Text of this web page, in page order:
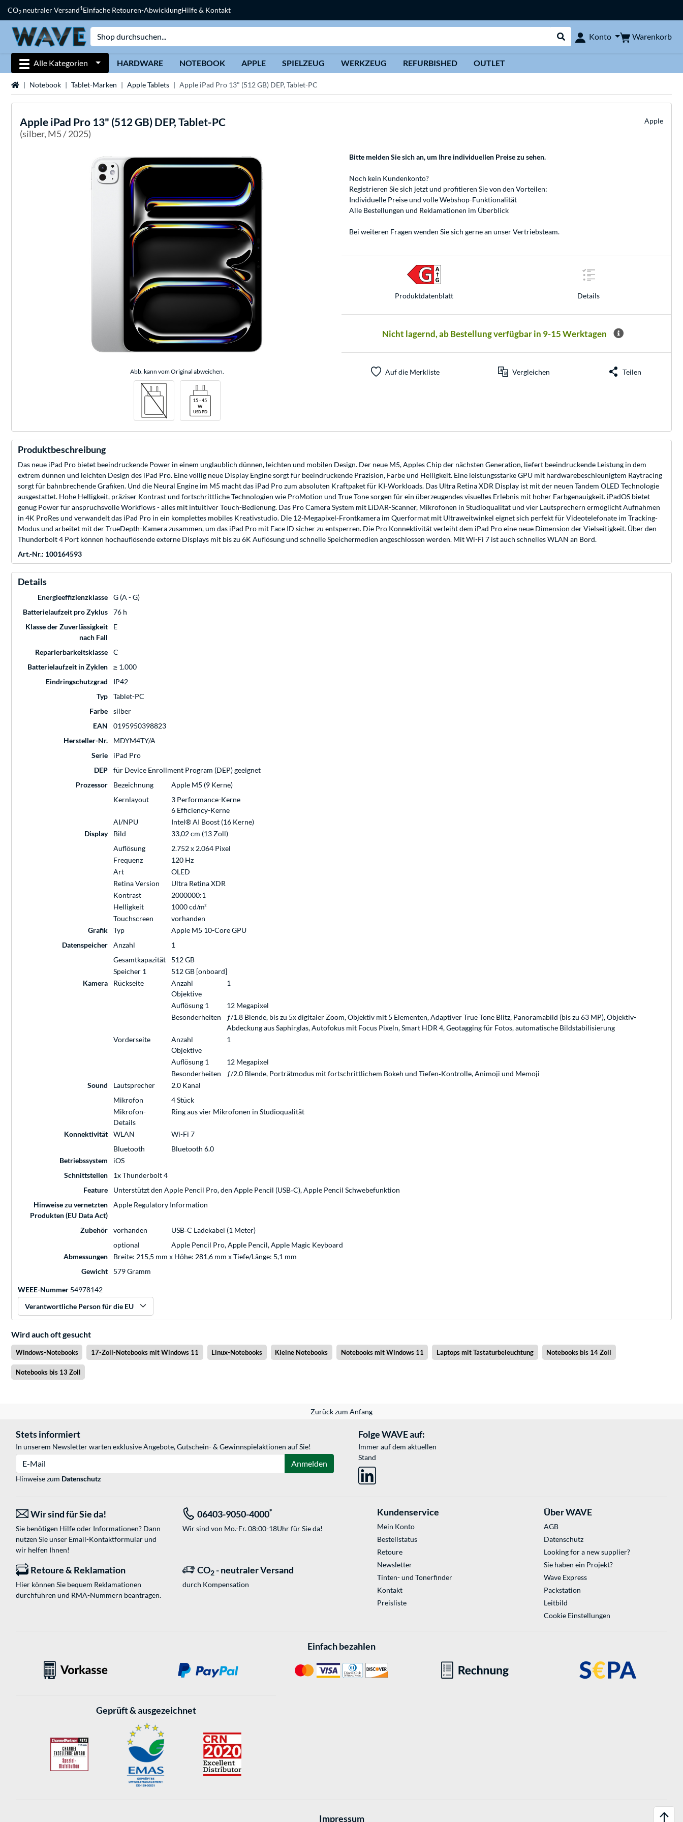
CO2 neutraler Versand1Einfache Retouren-AbwicklungHilfe & Kontakt
Suche durchführen
Konto Warenkorb
Alle Kategorien HARDWARE NOTEBOOK APPLE SPIELZEUG WERKZEUG REFURBISHED OUTLET
StartseiteNotebook Tablet-Marken Apple Tablets Apple iPad Pro 13" (512 GB) DEP, Tablet-PC
Apple iPad Pro 13" (512 GB) DEP, Tablet-PC
(silber, M5 / 2025)
Apple
Abb. kann vom Original abweichen.
Bitte melden Sie sich an, um Ihre individuellen Preise zu sehen.
Noch kein Kundenkonto?
Registrieren Sie sich jetzt und profitieren Sie von den Vorteilen:
Individuelle Preise und volle Webshop-Funktionalität
Alle Bestellungen und Reklamationen im Überblick
Bei weiteren Fragen wenden Sie sich gerne an unserVertriebsteam.
Produkt­datenblatt Details
Nicht lagernd, ab Bestellung verfügbar in 9-15 Werktagen
Auf die Merkliste Vergleichen Teilen
Produktbeschreibung
Das neue iPad Pro bietet beeindruckende Power in einem unglaublich dünnen, leichten und mobilen Design. Der neue M5, Apples Chip der nächsten Generation, liefert beeindruckende Leistung in dem
extrem dünnen und leichten Design des iPad Pro. Eine völlig neue Display Engine sorgt für beeindruckende Präzision, Farbe und Helligkeit. Eine leistungsstarke GPU mit hardwarebeschleunigtem Raytracing
sorgt für bahnbrechende Grafiken. Und die Neural Engine im M5 macht das iPad Pro zum absoluten Kraftpaket für KI-Workloads. Das Ultra Retina XDR Display ist mit der neuen Tandem OLED Technologie
ausgestattet. Hohe Helligkeit, präziser Kontrast und fortschrittliche Technologien wie ProMotion und True Tone sorgen für ein überzeugendes visuelles Erlebnis mit hoher Farbgenauigkeit. iPadOS bietet
genug Power für anspruchsvolle Workflows - alles mit intuitiver Touch-Bedienung. Das Pro Camera System mit LiDAR-Scanner, Mikrofonen in Studioqualität und vier Lautsprechern ermöglicht Aufnahmen
in 4K ProRes und verwandelt das iPad Pro in ein komplettes mobiles Kreativstudio. Die 12-Megapixel-Frontkamera im Querformat mit Ultraweitwinkel eignet sich perfekt für Videotelefonate im Tracking-
Modus und arbeitet mit der TrueDepth-Kamera zusammen, um das iPad Pro mit Face ID sicher zu entsperren. Die Pro Konnektivität verleiht dem iPad Pro eine neue Dimension der Vielseitigkeit. Über den
Thunderbolt 4 Port können hochauflösende externe Displays mit bis zu 6K Auflösung und schnelle Speichermedien angeschlossen werden. Mit Wi-Fi 7 ist auch schnelles WLAN an Bord.
Art.-Nr.: 100164593
Details
Energieeffizienzklasse
G (A - G)
Batterielaufzeit pro Zyklus
76 h
Klasse der Zuverlässigkeit
nach Fall
E
Reparierbarkeitsklasse
C
Batterielaufzeit in Zyklen
≥ 1.000
Eindringschutzgrad
IP42
Typ
Tablet-PC
Farbe
silber
EAN
0195950398823
Hersteller-Nr.
MDYM4TY/A
Serie
iPad Pro
DEP
für Device Enrollment Program (DEP) geeignet
Prozessor
Bezeichnung
Apple M5 (9 Kerne)
Kernlayout
3 Performance-Kerne
6 Efficiency-Kerne
AI/NPU
Intel® AI Boost (16 Kerne)
Display
Bild
33,02 cm (13 Zoll)
Auflösung
2.752 x 2.064 Pixel
Frequenz
120 Hz
Art
OLED
Retina Version
Ultra Retina XDR
Kontrast
2000000:1
Helligkeit
1000 cd/m²
Touchscreen
vorhanden
Grafik
Typ
Apple M5 10-Core GPU
Datenspeicher
Anzahl
1
Gesamtkapazität
512 GB
Speicher 1
512 GB [onboard]
Kamera
Rückseite
Anzahl
Objektive
1
Auflösung 1
12 Megapixel
Besonderheiten
ƒ/1.8 Blende, bis zu 5x digitaler Zoom, Objektiv mit 5 Elementen, Adaptiver True Tone Blitz, Panoramabild (bis zu 63 MP), Objektiv-
Abdeckung aus Saphirglas, Autofokus mit Focus Pixeln, Smart HDR 4, Geotagging für Fotos, automatische Bild­stabilisierung
Vorderseite
Anzahl
Objektive
1
Auflösung 1
12 Megapixel
Besonderheiten
ƒ/2.0 Blende, Porträtmodus mit fortschritt­lichem Bokeh und Tiefen‑Kontrolle, Animoji und Memoji
Sound
Lautsprecher
2.0 Kanal
Mikrofon
4 Stück
Mikrofon-
Details
Ring aus vier Mikrofonen in Studioqualität
Konnektivität WLAN
Wi-Fi 7
Bluetooth
Bluetooth 6.0
Betriebssystem
iOS
Schnittstellen
1x Thunderbolt 4
Feature
Unterstützt den Apple Pencil Pro, den Apple Pencil (USB‑C), Apple Pencil Schwebefunktion
Hinweise zu vernetzten
Produkten (EU Data Act)
Apple Regulatory Information
Zubehör vorhanden
USB‑C Ladekabel (1 Meter)
optional
Apple Pencil Pro, Apple Pencil, Apple Magic Keyboard
Abmessungen
Breite: 215,5 mm x Höhe: 281,6 mm x Tiefe/Länge: 5,1 mm
Gewicht
579 Gramm
WEEE-Nummer 54978142
Verantwortliche Person für die EU
Wird auch oft gesucht
Windows-Notebooks 17-Zoll-Notebooks mit Windows 11 Linux-Notebooks Kleine Notebooks Notebooks mit Windows 11 Laptops mit Tastaturbeleuchtung Notebooks bis 14 Zoll
Notebooks bis 13 Zoll
Zurück zum Anfang
Stets informiert
In unserem Newsletter warten exklusive Angebote, Gutschein- & Gewinnspielaktionen auf Sie!
Anmelden
Hinweise zum Datenschutz
Folge WAVE auf:
Immer auf dem aktuellen
Stand
Wir sind für Sie da!
Sie benötigen Hilfe oder Informationen? Dann
nutzen Sie unser Email-Kontaktformularund
wir helfen Ihnen!
06403-9050-4000*
Wir sind von Mo.-Fr. 08:00-18Uhr für Sie da!
Retoure & Reklamation
Hier können Sie bequem Reklamationen
durchführen und RMA-Nummern beantragen.
CO2 - neutraler Versand
durch Kompensation
Kundenservice
Mein Konto
Bestellstatus
Retoure
Newsletter
Tinten- und Tonerfinder
Kontakt
Preisliste
Über WAVE
AGB
Datenschutz
Looking for a new supplier?
Sie haben ein Projekt?
Wave Express
Packstation
Leitbild
Cookie Einstellungen
Einfach bezahlen
Geprüft & ausgezeichnet
Impressum